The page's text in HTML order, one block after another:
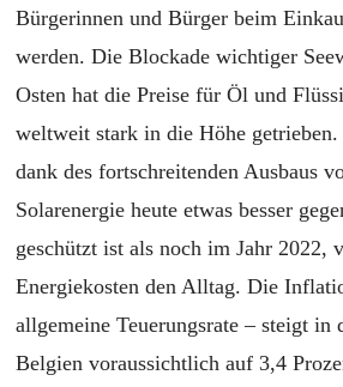
Bürgerinnen und Bürger beim
werden. Die Blockade wichtiger
Osten hat die Preise für Öl und
weltweit stark in die Höhe
dank des fortschreitenden Ausbaus
Solarenergie heute etwas besser
geschützt ist als noch im Jahr 2022,
Energiekosten den Alltag. Die
allgemeine Teuerungsrate – steigt in
Belgien voraussichtlich auf 3,4